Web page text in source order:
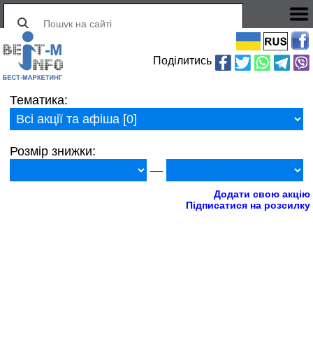
Поділитись
Тематика:
Розмір знижки:
—
Додати свою акцію
Підписатися на розсилку